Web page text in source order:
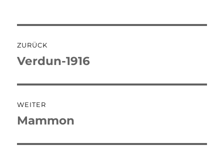
ZURÜCK
Vorheriger
Verdun-1916
WEITER
Nächster
Mammon